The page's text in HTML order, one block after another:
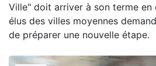
Ville" doit arriver à son terme en
élus des villes moyennes
de préparer une nouvelle étape.